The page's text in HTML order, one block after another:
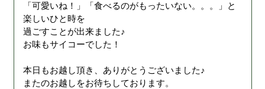
「可愛いね！」「食べるのがもったいない。。。」と
楽しいひと時を
過ごすことが出来ました♪
お味もサイコーでした！
本日もお越し頂き、ありがとうございました♪
またのお越しをお待ちしております。